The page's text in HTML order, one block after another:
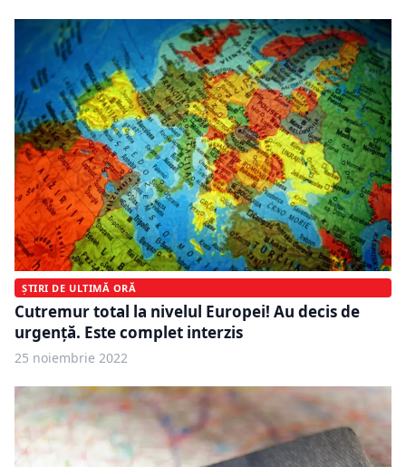
ȘTIRI DE ULTIMĂ ORĂ
Cutremur total la nivelul Europei! Au decis de
urgență. Este complet interzis
25 noiembrie 2022